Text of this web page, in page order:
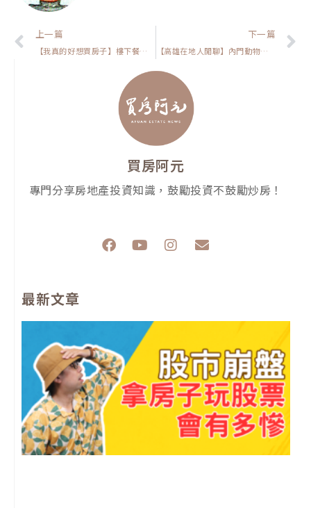
上一頁
上一篇
【我真的好想買房子】樓下餐飲=嫌惡設施？油煙、噪音、蟑螂，3 大隱藏危機 你能接受嗎?
下一篇
【高雄在地人閒聊】內門動物園＋台86延伸！房價要會噴嗎？你要置產的話，我是這樣看
買房阿元
專門分享房地產投資知識，鼓勵投資不鼓勵炒房！
F
a
o
Y
e
I
r
m
E
p
最新文章